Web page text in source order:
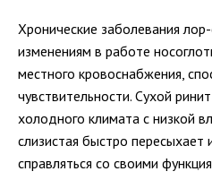
Хронические заболевания
изменениям в работе
местного кровоснабжения,
чувствительности. Сухой
холодного климата с низкой
слизистая быстро
справляться со своими